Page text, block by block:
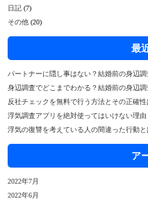
日記 (7)
その他 (20)
最
パートナーに隠し事はない？結婚前の身辺
身辺調査でどこまでわかる？結婚前の身辺
反社チェックを無料で行う方法とその正確性
浮気調査アプリを絶対使ってはいけない理由
浮気の復讐を考えている人の間違った行動
ア
2022年7月
2022年6月